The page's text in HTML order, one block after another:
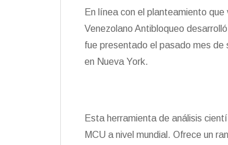
En línea con el planteamiento
Venezolano Antibloqueo
fue presentado el pasado mes de
en Nueva York.
Esta herramienta de análisis
MCU a nivel mundial. Ofrece un